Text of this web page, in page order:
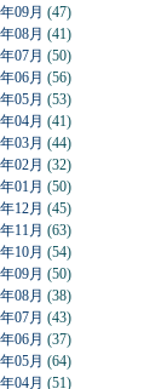
09月 (47)
08月 (41)
07月 (50)
06月 (56)
05月 (53)
04月 (41)
03月 (44)
02月 (32)
01月 (50)
12月 (45)
11月 (63)
10月 (54)
09月 (50)
08月 (38)
07月 (43)
06月 (37)
05月 (64)
04月 (51)